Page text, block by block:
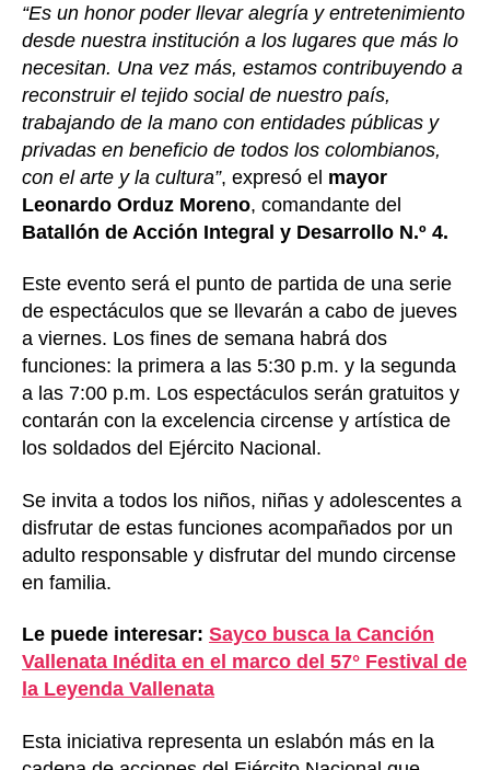
“Es un honor poder llevar alegría y entretenimiento
desde nuestra institución a los lugares que más lo
necesitan. Una vez más, estamos contribuyendo a
reconstruir el tejido social de nuestro país,
trabajando de la mano con entidades públicas y
privadas en beneficio de todos los colombianos,
con el arte y la cultura”, expresó el mayor
Leonardo Orduz Moreno, comandante del
Batallón de Acción Integral y Desarrollo N.º 4.
Este evento será el punto de partida de una serie
de espectáculos que se llevarán a cabo de jueves
a viernes. Los fines de semana habrá dos
funciones: la primera a las 5:30 p.m. y la segunda
a las 7:00 p.m. Los espectáculos serán gratuitos y
contarán con la excelencia circense y artística de
los soldados del Ejército Nacional.
Se invita a todos los niños, niñas y adolescentes a
disfrutar de estas funciones acompañados por un
adulto responsable y disfrutar del mundo circense
en familia.
Le puede interesar: Sayco busca la Canción
Vallenata Inédita en el marco del 57° Festival de
la Leyenda Vallenata
Esta iniciativa representa un eslabón más en la